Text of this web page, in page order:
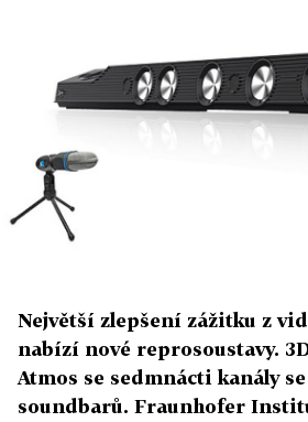
Největší zlepšení zážitku z
nabízí nové reprosoustavy.
Atmos se sedmnácti kanály
soundbarů. Fraunhofer